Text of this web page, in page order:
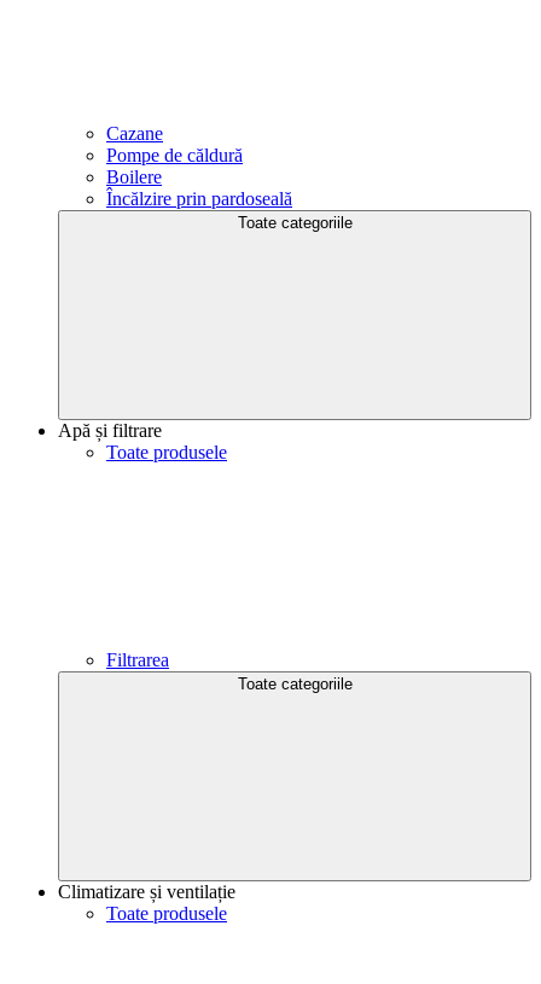
Cazane
Pompe de căldură
Boilere
Încălzire prin pardoseală
Toate categoriile
Apă și filtrare
Toate produsele
Filtrarea
Toate categoriile
Climatizare și ventilație
Toate produsele